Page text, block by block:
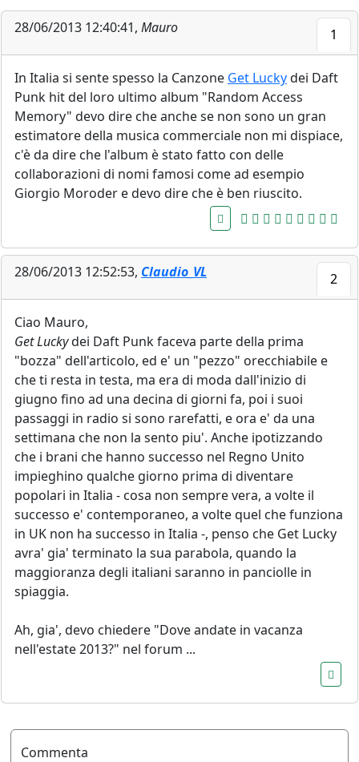
28/06/2013 12:40:41, Mauro 1
In Italia si sente spesso la Canzone Get Luckydei Daft
Punk hit del loro ultimo album "Random Access
Memory" devo dire che anche se non sono un gran
estimatore della musica commerciale non mi dispiace,
c'è da dire che l'album è stato fatto con delle
collaborazioni di nomi famosi come ad esempio
Giorgio Moroder e devo dire che è ben riuscito.
28/06/2013 12:52:53, Claudio_VL 2
Ciao Mauro,
Get Luckydei Daft Punk faceva parte della prima
"bozza" dell'articolo, ed e' un "pezzo" orecchiabile e
che ti resta in testa, ma era di moda dall'inizio di
giugno fino ad una decina di giorni fa, poi i suoi
passaggi in radio si sono rarefatti, e ora e' da una
settimana che non la sento piu'. Anche ipotizzando
che i brani che hanno successo nel Regno Unito
impieghino qualche giorno prima di diventare
popolari in Italia - cosa non sempre vera, a volte il
successo e' contemporaneo, a volte quel che funziona
in UK non ha successo in Italia -, penso che Get Lucky
avra' gia' terminato la sua parabola, quando la
maggioranza degli italiani saranno in panciolle in
spiaggia.
Ah, gia', devo chiedere "Dove andate in vacanza
nell'estate 2013?" nel forum ...
Commenta